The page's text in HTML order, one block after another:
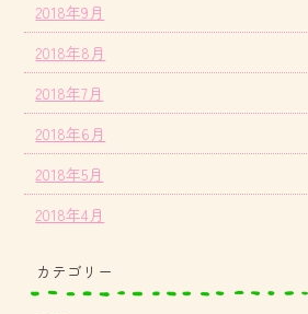
2018年9月
2018年8月
2018年7月
2018年6月
2018年5月
2018年4月
カテゴリー